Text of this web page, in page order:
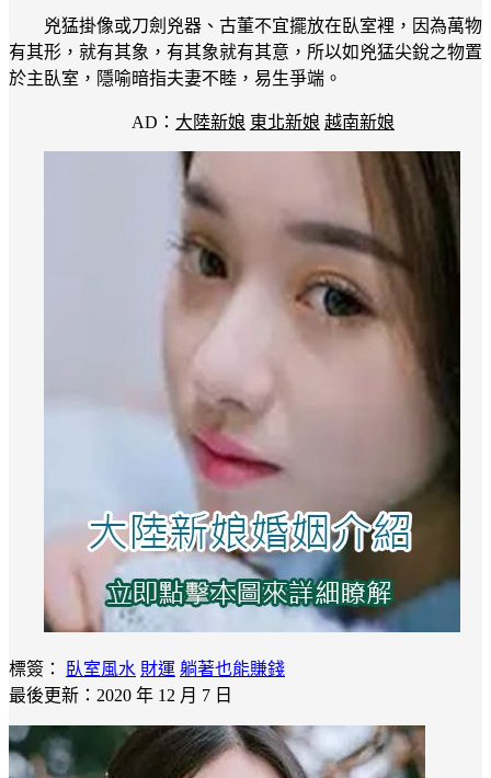
兇猛掛像或刀劍兇器、古董不宜擺放在臥室裡，因為萬物
有其形，就有其象，有其象就有其意，所以如兇猛尖銳之物置
於主臥室，隱喻暗指夫妻不睦，易生爭端。
AD： 大陸新娘 東北新娘 越南新娘
標簽： 臥室風水 財運 躺著也能賺錢
最後更新：2020 年 12 月 7 日